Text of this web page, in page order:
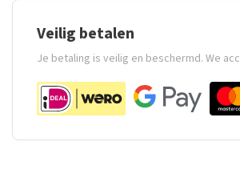
Veilig betalen
Je betaling is veilig en beschermd. We